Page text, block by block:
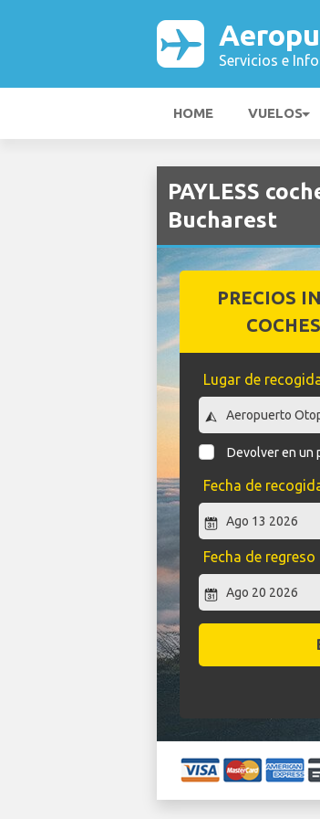
Servicios e
HOME VUELOS
PAYLESS
Bucharest
PRECIOS
Lugar de
Devolver en un
Fecha de
Fecha de regreso